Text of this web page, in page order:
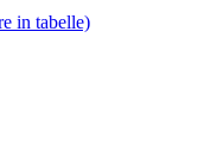
in tabelle)